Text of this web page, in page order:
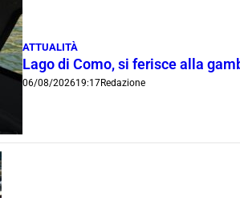
ATTUALITÀ
Lago di Como, si ferisce alla
06/08/202619:17Redazione